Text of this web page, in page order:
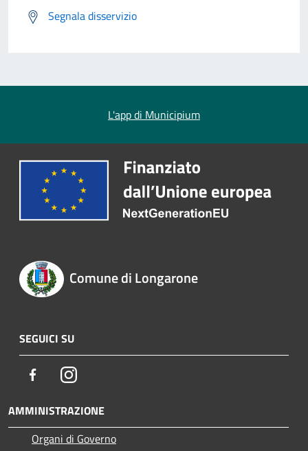
Segnala disservizio
L'app di Municipium
Comune di Longarone
SEGUICI SU
FacebookInstagram
AMMINISTRAZIONE
Organi di Governo